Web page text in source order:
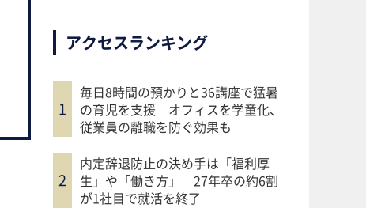
アクセスランキング
毎日8時間の預かりと36講座で猛暑
の育児を支援 オフィスを学童化、
従業員の離職を防ぐ効果も
内定辞退防止の決め手は「福利厚
生」や「働き方」 27年卒の約6割
が1社目で就活を終了